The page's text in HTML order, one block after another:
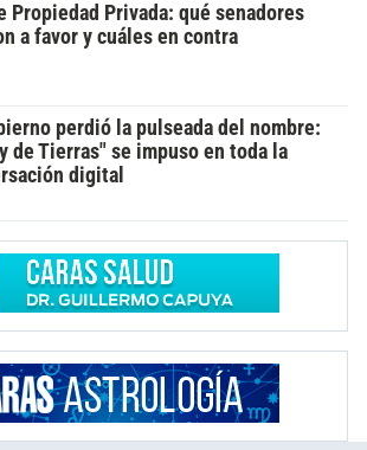
Propiedad Privada: qué senadores
a favor y cuáles en contra
perdió la pulseada del nombre:
de Tierras" se impuso en toda la
digital